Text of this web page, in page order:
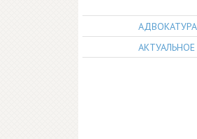
АДВОКАТУРА
АКТУАЛЬНОЕ